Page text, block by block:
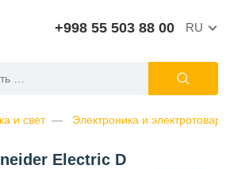
+998 55 503 88 00 RU
и свет Электроника и электротовары
Electric D